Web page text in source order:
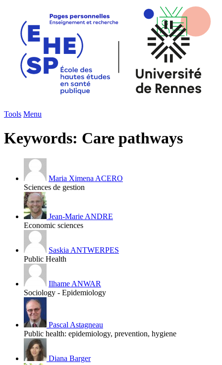
Tools Menu
Keywords: Care pathways
Maria Ximena ACERO
Sciences de gestion
Jean-Marie ANDRE
Economic sciences
Saskia ANTWERPES
Public Health
Ilhame ANWAR
Sociology - Epidemiology
Pascal Astagneau
Public health: epidemiology, prevention, hygiene
Diana Barger